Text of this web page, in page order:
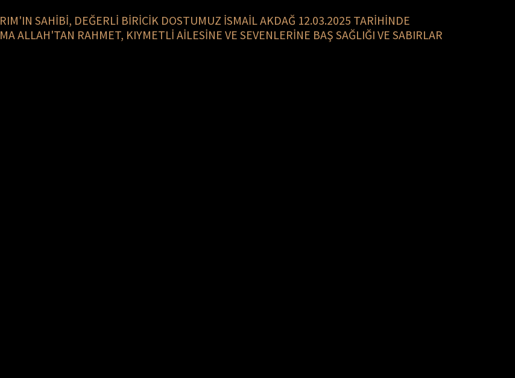
SAHİBİ, DEĞERLİ BİRİCİK DOSTUMUZ İSMAİL AKDAĞ 12.03.2025 TARİHİNDE
ALLAH'TAN RAHMET, KIYMETLİ AİLESİNE VE SEVENLERİNE BAŞ SAĞLIĞI VE SABIRLAR